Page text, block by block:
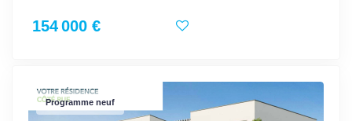
154 000 €
Programme neuf